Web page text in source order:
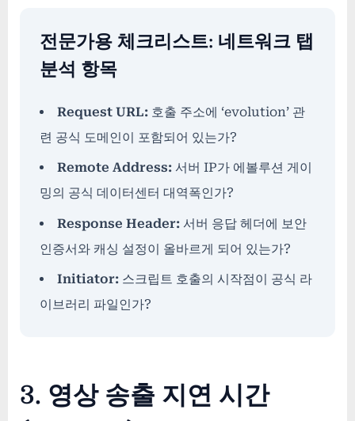
전문가용 체크리스트: 네트워크 탭
분석 항목
Request URL: 호출 주소에 ‘evolution’ 관
련 공식 도메인이 포함되어 있는가?
Remote Address: 서버 IP가 에볼루션 게이
밍의 공식 데이터센터 대역폭인가?
Response Header: 서버 응답 헤더에 보안
인증서와 캐싱 설정이 올바르게 되어 있는가?
Initiator: 스크립트 호출의 시작점이 공식 라
이브러리 파일인가?
3. 영상 송출 지연 시간